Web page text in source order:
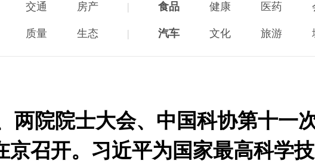
交通 房产 | 食品 健康 医药
质量 生态 | 汽车 文化 旅游
两院院士大会、中国科协第十一
召开。习近平为国家最高科学技